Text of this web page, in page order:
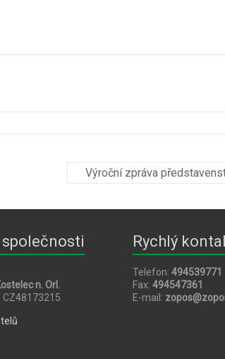
Výroční zpráva
n. Orl.
CZ48173215
Rychlý
Telefon: 494539771
Fax: 494547361
E-mail: